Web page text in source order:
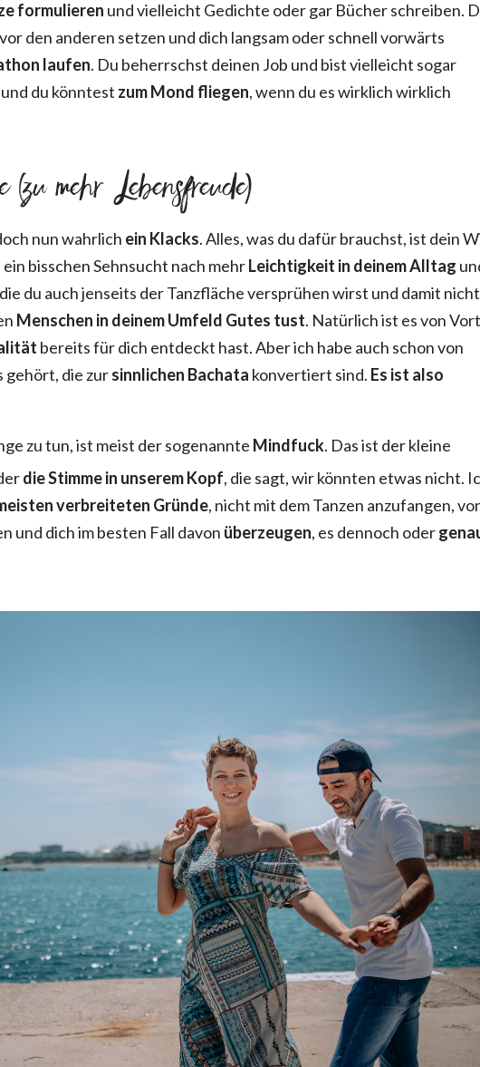
formulieren und vielleicht Gedichte oder gar Bücher schreiben.
den anderen setzen und dich langsam oder schnell vorwärts
laufen. Du beherrschst deinen Job und bist vielleicht sogar
du könntest zum Mond fliegen, wenn du es wirklich wirklich
mehr Lebensfreude)
nun wahrlich ein Klacks. Alles, was du dafür brauchst, ist dein
bisschen Sehnsucht nach mehrLeichtigkeit in deinem Alltag
du auch jenseits der Tanzfläche versprühen wirst und damit nicht
Menschen in deinem Umfeld Gutes tust. Natürlich ist es von
bereits für dich entdeckt hast. Aber ich habe auch schon von
gehört, die zursinnlichen Bachata konvertiert sind. Es ist also
zu tun, ist meist der sogenannte Mindfuck. Das ist der kleine
die Stimme in unserem Kopf, die sagt, wir könnten etwas nicht.
verbreiteten Gründe, nicht mit dem Tanzen anzufangen,
und dich im besten Fall davon überzeugen, es dennoch oder